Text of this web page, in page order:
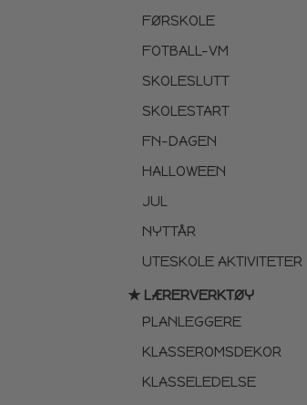
FØRSKOLE
FOTBALL-VM
SKOLESLUTT
SKOLESTART
FN-DAGEN
HALLOWEEN
JUL
NYTTÅR
UTESKOLE AKTIVITETER
★ LÆRERVERKTØY
PLANLEGGERE
KLASSEROMSDEKOR
KLASSELEDELSE